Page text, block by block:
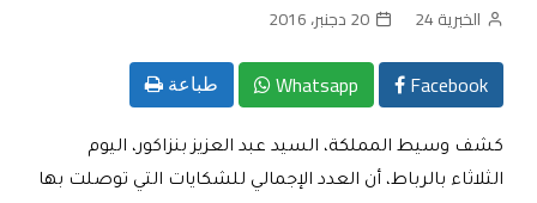
الخبرية 24 20 دجنبر، 2016
Facebook
Whatsapp طباعة
كشف وسيط المملكة، السيد عبد العزيز بنزاكور، اليوم
الثلاثاء بالرباط، أن العدد الإجمالي للشكايات التي توصلت بها